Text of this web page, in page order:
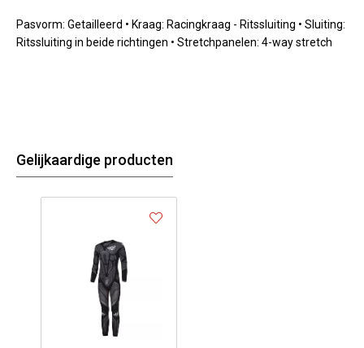
Pasvorm: Getailleerd • Kraag: Racingkraag - Ritssluiting • Sluiting:
Ritssluiting in beide richtingen • Stretchpanelen: 4-way stretch
Gelijkaardige producten